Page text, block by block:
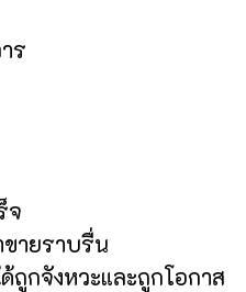
ร
จ
ขายราบรื่น
ถูกจังหวะและถูกโอกาส